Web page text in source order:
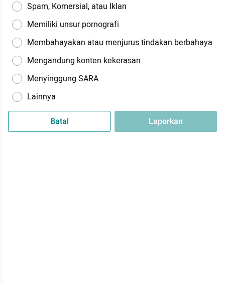
Spam, Komersial, atau Iklan
Memiliki unsur pornografi
Membahayakan atau menjurus tindakan berbahaya
Mengandung konten kekerasan
Menyinggung SARA
Lainnya
Batal Laporkan